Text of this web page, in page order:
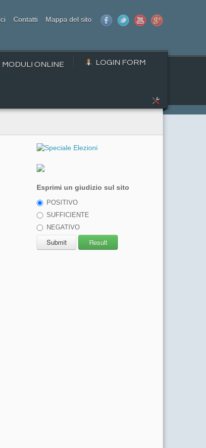
Contatti Mappa del sito
MODULI ONLINE LOGIN FORM
Esprimi un giudizio sul sito
POSITIVO
SUFFICIENTE
NEGATIVO